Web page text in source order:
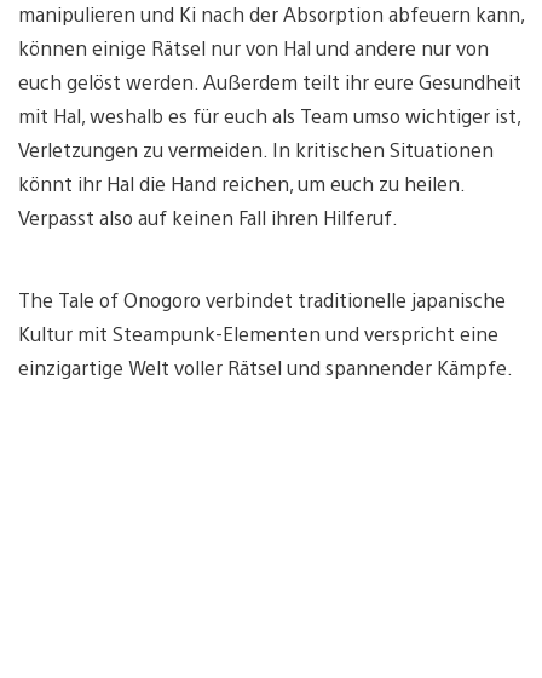
manipulieren und Ki nach der Absorption abfeuern kann,
können einige Rätsel nur von Hal und andere nur von
euch gelöst werden. Außerdem teilt ihr eure Gesundheit
mit Hal, weshalb es für euch als Team umso wichtiger ist,
Verletzungen zu vermeiden. In kritischen Situationen
könnt ihr Hal die Hand reichen, um euch zu heilen.
Verpasst also auf keinen Fall ihren Hilferuf.
The Tale of Onogoro verbindet traditionelle japanische
Kultur mit Steampunk-Elementen und verspricht eine
einzigartige Welt voller Rätsel und spannender Kämpfe.